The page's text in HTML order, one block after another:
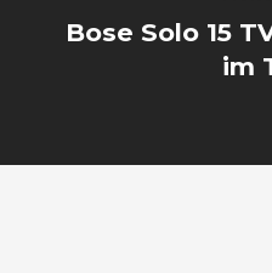
Bose Solo 15
im